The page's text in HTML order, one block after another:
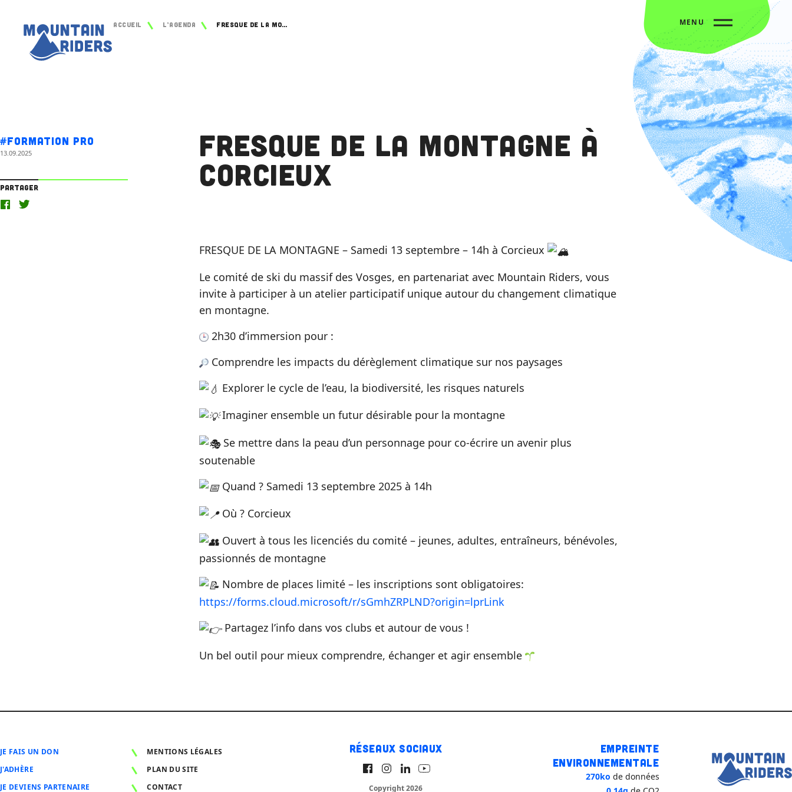
Accueil L’agenda Fresque de la Montagne à Corcieux MENU
#Formation Pro
13.09.2025
Partager
Fresque de la Montagne à
Corcieux
FRESQUE DE LA MONTAGNE – Samedi 13 septembre – 14h à Corcieux
Le comité de ski du massif des Vosges, en partenariat avec Mountain Riders, vous
invite à participer à un atelier participatif unique autour du changement climatique
en montagne.
2h30 d’immersion pour :
Comprendre les impacts du dérèglement climatique sur nos paysages
Explorer le cycle de l’eau, la biodiversité, les risques naturels
Imaginer ensemble un futur désirable pour la montagne
Se mettre dans la peau d’un personnage pour co-écrire un avenir plus
soutenable
Quand ? Samedi 13 septembre 2025 à 14h
Où ? Corcieux
Ouvert à tous les licenciés du comité – jeunes, adultes, entraîneurs, bénévoles,
passionnés de montagne
Nombre de places limité – les inscriptions sont obligatoires:
https://forms.cloud.microsoft/r/sGmhZRPLND?origin=lprLink
Partagez l’info dans vos clubs et autour de vous !
Un bel outil pour mieux comprendre, échanger et agir ensemble
JE FAIS UN DON
J'ADHÈRE
JE DEVIENS PARTENAIRE
MENTIONS LÉGALES
PLAN DU SITE
CONTACT
Réseaux sociaux
Copyright 2026
Empreinte
environnementale
270ko de données